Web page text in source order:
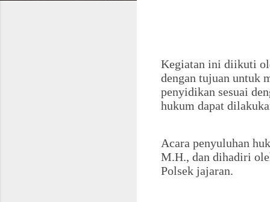
Kegiatan ini diikuti
dengan tujuan untuk
penyidikan sesuai
hukum dapat
Acara penyuluhan
M.H., dan dihadiri
Polsek jajaran.